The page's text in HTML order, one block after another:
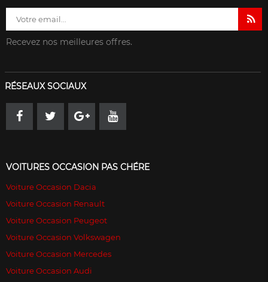
Recevez nos meilleures offres.
RÉSEAUX SOCIAUX
VOITURES OCCASION PAS CHÉRE
Voiture Occasion Dacia
Voiture Occasion Renault
Voiture Occasion Peugeot
Voiture Occasion Volkswagen
Voiture Occasion Mercedes
Voiture Occasion Audi